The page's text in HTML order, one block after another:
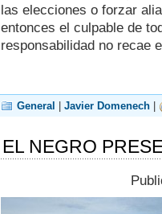
las elecciones o forzar
entonces el culpable de
responsabilidad no recae
General Javier Domenech
EL NEGRO